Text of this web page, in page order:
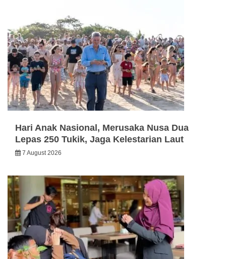
Hari Anak Nasional, Merusaka Nusa Dua
Lepas 250 Tukik, Jaga Kelestarian Laut
7 August 2026